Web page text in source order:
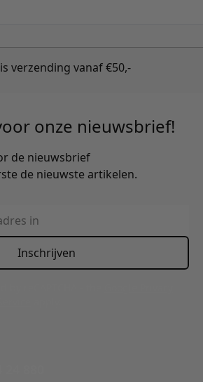
onze nieuwsbrief!
de nieuwsbrief
de nieuwste artikelen.
Inschrijven